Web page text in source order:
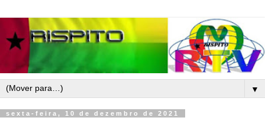
▼
sexta-feira, 10 de dezembro de 2021